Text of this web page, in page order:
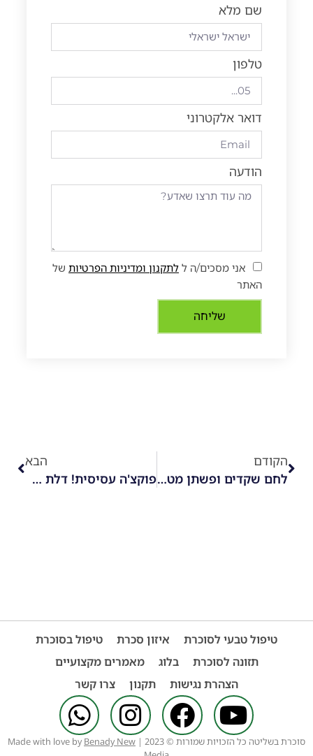
שם מלא
טלפון
דואר אלקטרוני
הודעה
אני מסכים/ה ל לתקנון ומדיניות הפרטיות של
האתר
שליחה
הקודם
לחם שקדים ופשתן מטריף!
הבא
פוקצ'ה עסיסית! דלת פחמימות
טיפול טבעי לסוכרת איזון סכרת
טיפול בסוכרת
תזונה לסוכרת
בלוג
מאמרים מקצועיים
הצהרת נגישות
תקנון צרו קשר
סוכרת בשליטה כל הזכויות שמורות © 2023 | Made with love by
Benady New